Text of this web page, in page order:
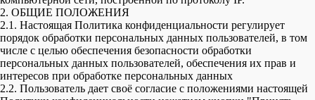
2. ОБЩИЕ ПОЛОЖЕНИЯ
2.1. Настоящая Политика конфиденциальности регулирует
порядок обработки персональных данных пользователей, в том
числе с целью обеспечения безопасности обработки
персональных данных пользователей, обеспечения их прав и
интересов при обработке персональных данных
2.2. Пользователь дает своё согласие с положениями настоящей